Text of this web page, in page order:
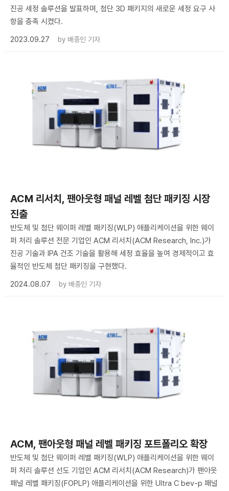
진공 세정 솔루션을 발표하며, 첨단 3D 패키지의 새로운 세정 요구 사
항을 충족 시켰다.
2023.09.27
by 배종인 기자
ACM 리서치, 팬아웃형 패널 레벨 첨단 패키징 시장
진출
반도체 및 첨단 웨이퍼 레벨 패키징(WLP) 애플리케이션을 위한 웨이
퍼 처리 솔루션 전문 기업인 ACM 리서치(ACM Research, Inc.)가
진공 기술과 IPA 건조 기술을 활용해 세정 효율을 높여 경제적이고 효
율적인 반도체 첨단 패키징을 구현했다.
2024.08.07
by 배종인 기자
ACM, 팬아웃형 패널 레벨 패키징 포트폴리오 확장
반도체 및 첨단 웨이퍼 레벨 패키징(WLP) 애플리케이션을 위한 웨이
퍼 처리 솔루션 선도 기업인 ACM 리서치(ACM Research)가 팬아웃
패널 레벨 패키징(FOPLP) 애플리케이션을 위한 Ultra C bev-p 패널